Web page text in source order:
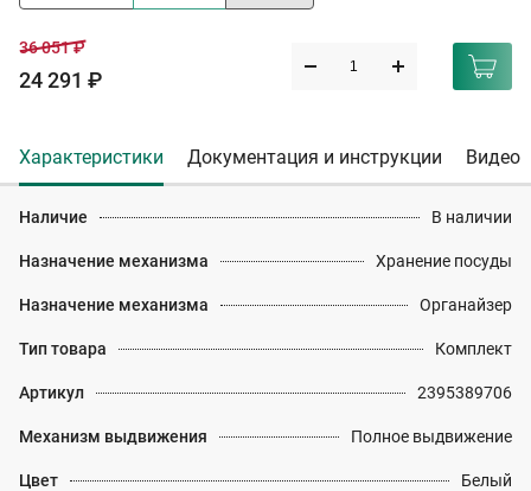
36 051 ₽
24 291 ₽
Характеристики Документация и инструкции Видео
Наличие В наличии
Назначение механизма Хранение посуды
Назначение механизма Органайзер
Тип товара Комплект
Артикул 2395389706
Механизм выдвижения Полное выдвижение
Цвет Белый